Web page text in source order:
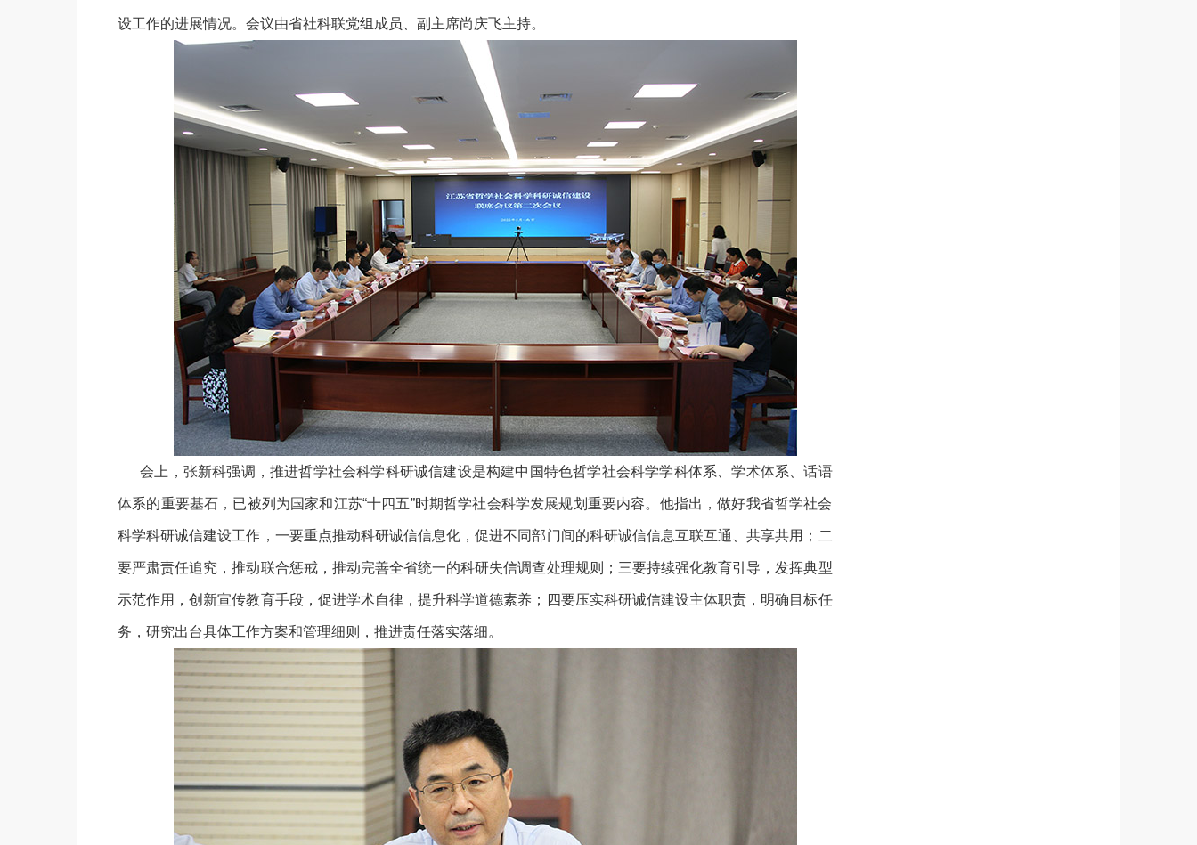
设工作的进展情况。会议由省社科联党组成员、副主席尚庆飞主持。
会上，张新科强调，推进哲学社会科学科研诚信建设是构建中国特色哲学社会科学学科体系、学术体系、话语
体系的重要基石，已被列为国家和江苏“十四五”时期哲学社会科学发展规划重要内容。他指出，做好我省哲学社会
科学科研诚信建设工作，一要重点推动科研诚信信息化，促进不同部门间的科研诚信信息互联互通、共享共用；二
要严肃责任追究，推动联合惩戒，推动完善全省统一的科研失信调查处理规则；三要持续强化教育引导，发挥典型
示范作用，创新宣传教育手段，促进学术自律，提升科学道德素养；四要压实科研诚信建设主体职责，明确目标任
务，研究出台具体工作方案和管理细则，推进责任落实落细。